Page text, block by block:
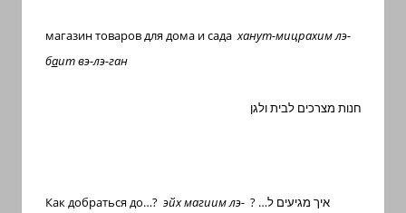
магазинтоваров для дома и садаханут-мицрахим лэ-
баит вэ-лэ-ган
חנות מצרכים לבית ולגן
Как добраться до…? эйх магиим лэ- ? …איך מגיעים ל